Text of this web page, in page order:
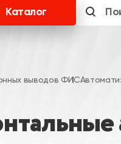
Каталог
выводов ФИС